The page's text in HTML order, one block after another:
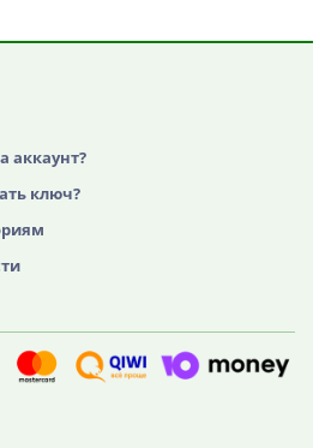
аккаунт?
ключ?